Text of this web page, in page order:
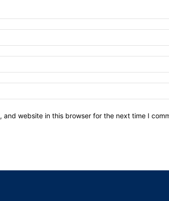
and website in this browser for the next time I